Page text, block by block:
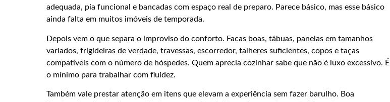
adequada, pia funcional e bancadas com espaço real de preparo. Parece básico, mas esse básico
ainda falta em muitos imóveis de temporada.
Depois vem o que separa o improviso do conforto. Facas boas, tábuas, panelas em tamanhos
variados, frigideiras de verdade, travessas, escorredor, talheres suficientes, copos e taças
compatíveis com o número de hóspedes. Quem aprecia cozinhar sabe que não é luxo excessivo. É
o mínimo para trabalhar com fluidez.
Também vale prestar atenção em itens que elevam a experiência sem fazer barulho. Boa